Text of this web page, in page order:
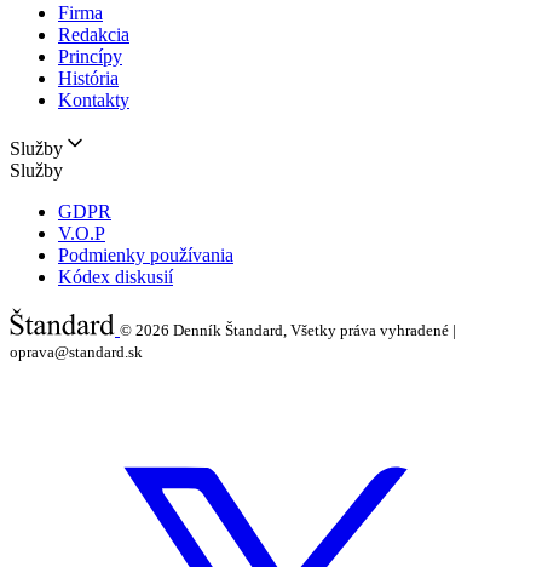
Firma
Redakcia
Princípy
História
Kontakty
Služby
Služby
GDPR
V.O.P
Podmienky používania
Kódex diskusií
© 2026 Denník Štandard, Všetky práva vyhradené |
oprava@standard.sk